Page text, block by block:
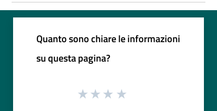
Quanto sono chiare le informazioni
su questa pagina?